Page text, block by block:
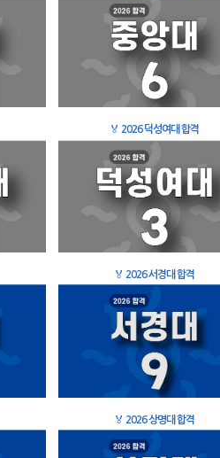
🏅 2026 덕성여대 합격
🏅 2026 서경대 합격
🏅 2026 상명대 합격